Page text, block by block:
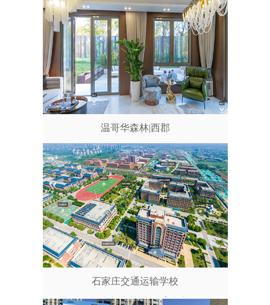
温哥华森林|西郡
石家庄交通运输学校